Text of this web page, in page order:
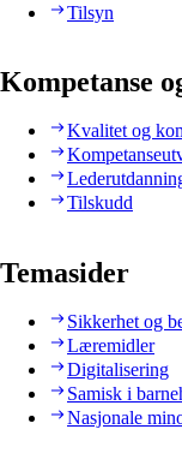
Tilsyn
Kompetanse
Kvalitet og
Tilskudd
Temasider
Sikkerhet og
Læremidler
Digitalisering
Samisk i
Nasjonale